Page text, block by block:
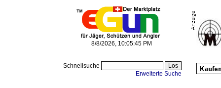
8/8/2026, 10:05:45 PM
Schnellsuche
Erweiterte Suche